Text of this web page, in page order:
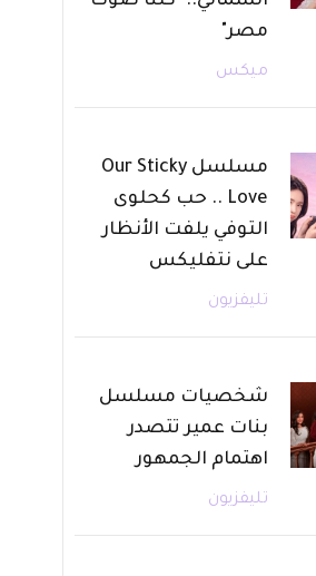
مصر"
ميكس
مسلسل Our Sticky
Love .. حب كحلوى
التوفي يلفت الأنظار
على نتفليكس
تليفزيون
شخصيات مسلسل
بنات عمير تتصدر
اهتمام الجمهور
تليفزيون